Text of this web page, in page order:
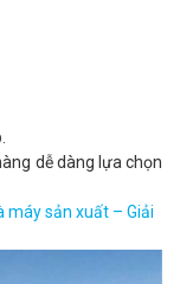
dễ dàng lựa chọn
máy sản xuất – Giải